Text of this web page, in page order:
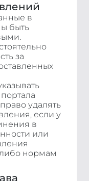
в
быть
за
удалять
если у
в
или
нормам